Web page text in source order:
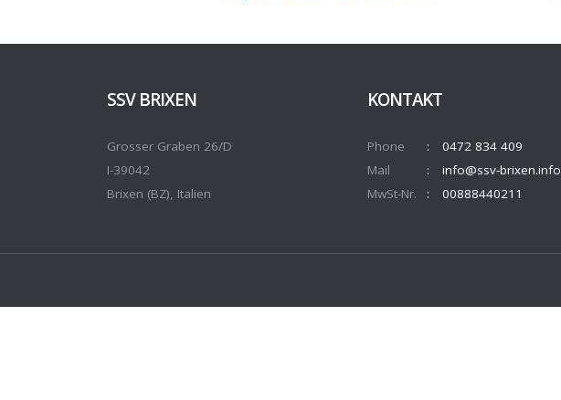
SSV BRIXEN
Grosser Graben 26/D
I-39042
Brixen (BZ), Italien
KONTAKT
Phone
0472 834 409
Mail
info@ssv-brixen.info
MwSt-Nr.
00888440211